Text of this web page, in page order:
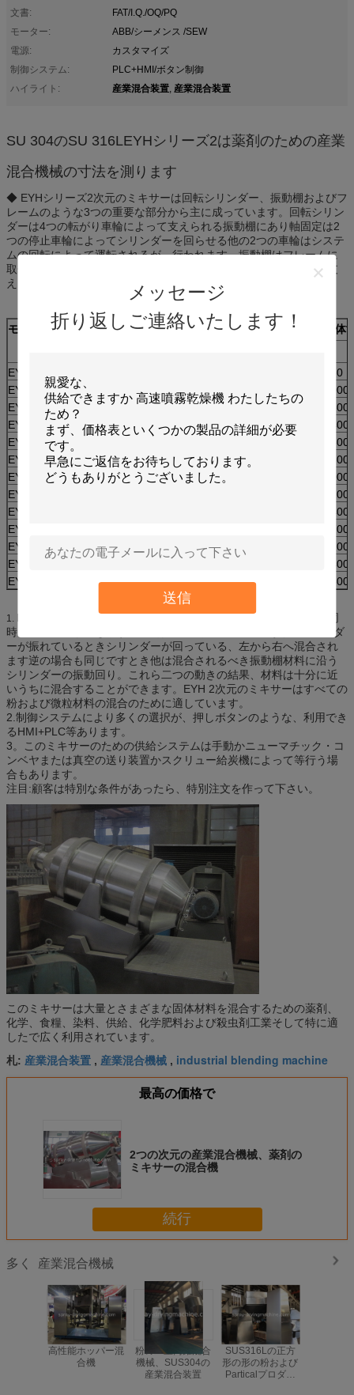
メッセージ
折り返しご連絡いたします！
送信
文書:
FAT/I.Q./OQ/PQ
モーター:
ABB/シーメンス /SEW
電源:
カスタマイズ
制御システム:
PLC+HMI/ボタン制御
ハイライト:
産業混合装置, 産業混合装置
SU 304のSU 316LEYHシリーズ2は薬剤のための産業
混合機械の寸法を測ります
◆ EYHシリーズ2次元のミキサーは回転シリンダー、振動棚およびフ
レームのような3つの重要な部分から主に成っています。回転シリン
ダーは4つの転がり車輪によって支えられる振動棚にあり軸固定は2
つの停止車輪によってシリンダーを回らせる他の2つの車輪はシステ
ムの回転によって運転されるが、行われます。振動棚はフレームに
取付けられ、振動棚が装置をとかすシャフトによってフレームで支
えられる一組のクランク軸の振動棒によって運転されます。
モデル
全
EYH100
860
EYH300
0.5
1000
EYH600
600 0.5 150
1300
EYH800
800 0.5 200
1400
EYH100
1500
EYH1500
1500 0.5 550
1800
EYH2000
2000年 0.5
2000
EYH2500
2200
EYH3000
2400
EYH5000
2700
EYH10000
10000 0.5
3200
EYH12000
3400
EYH15000
15000 0.5 5000 3500
1. EYHシリーズ2次元のミキサーの回転シリンダーは2つの動きを同
時に作ることができます。1つはシリンダーの回転であり、シリンダ
ーが振れているときシリンダーが回っている、左から右へ混合され
ます逆の場合も同じですとき他は混合されるべき振動棚材料に沿う
シリンダーの振動回り。これら二つの動きの結果、材料は十分に近
いうちに混合することができます。EYH 2次元のミキサーはすべての
粉および微粒材料の混合のために適しています。
2.制御システムにより多くの選択が、押しボタンのような、利用でき
るHMI+PLC等あります。
3。このミキサーのための供給システムは手動かニューマチック・コ
ンベヤまたは真空の送り装置かスクリュー給炭機によって等行う場
合もあります。
注目:顧客は特別な条件があったら、特別注文を作って下さい。
このミキサーは大量とさまざまな固体材料を混合するための薬剤、
化学、食糧、染料、供給、化学肥料および殺虫剤工業そして特に適
したで広く利用されています。
札: 産業混合装置 , 産業混合機械 , industrial blending machine
最高の価格で
2つの次元の産業混合機械、薬剤の
ミキサーの混合機
続行
多く 産業混合機械
高性能ホッパー混
合機
粉の二重円錐混合
機械、SUS304の
産業混合装置
SUS316Lの正方
形の形の粉および
Particalプロダク